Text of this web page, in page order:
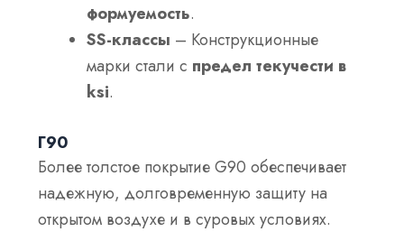
формуемость.
SS-классы – Конструкционные
марки стали с предел текучести в
ksi.
Г90
Более толстое покрытие G90 обеспечивает
надежную, долговременную защиту на
открытом воздухе и в суровых условиях.